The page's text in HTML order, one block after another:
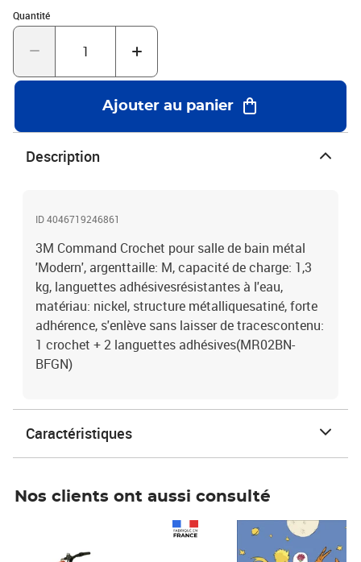
Quantité
Quantité : 1
Ajouter au panier
Description
ID 4046719246861
3M Command Crochet pour salle de bain métal
'Modern', argenttaille: M, capacité de charge: 1,3
kg, languettes adhésivesrésistantes à l'eau,
matériau: nickel, structure métalliquesatiné, forte
adhérence, s'enlève sans laisser de tracescontenu:
1 crochet + 2 languettes adhésives(MR02BN-
BFGN)
Caractéristiques
Nos clients ont aussi consulté
Prix 6,25€ HT